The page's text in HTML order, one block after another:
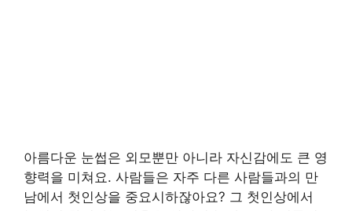
아름다운 눈썹은 외모뿐만 아니라 자신감에도 큰 영
향력을 미쳐요. 사람들은 자주 다른 사람들과의 만
남에서 첫인상을 중요시하잖아요? 그 첫인상에서